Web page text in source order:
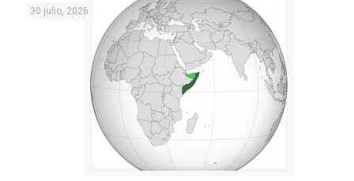
30 julio, 2026